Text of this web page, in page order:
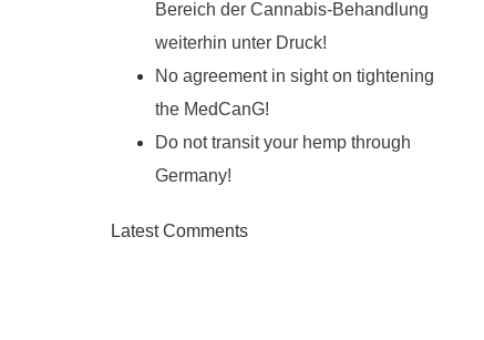
Bereich der Cannabis-Behandlung
weiterhin unter Druck!
No agreement in sight on tightening
the MedCanG!
Do not transit your hemp through
Germany!
Latest Comments